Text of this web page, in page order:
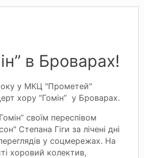
в Броварах!
у МКЦ "Прометей"
хору “Гомін” у Броварах.
своїм переспівом
Степана Гіги за лічені дні
у соцмережах. На
хоровий колектив,